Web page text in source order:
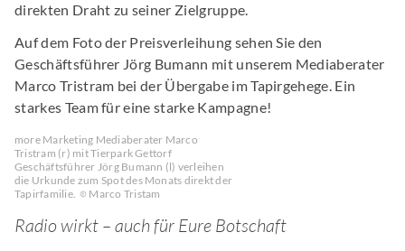
direkten Draht zu seiner Zielgruppe.
Auf dem Foto der Preisverleihung sehen Sie den
Geschäftsführer Jörg Bumann mit unserem Mediaberater
Marco Tristram bei der Übergabe im Tapirgehege. Ein
starkes Team für eine starke Kampagne!
more Marketing Mediaberater Marco
Tristram (r) mit Tierpark Gettorf
Geschäftsführer Jörg Bumann (l) verleihen
die Urkunde zum Spot des Monats direkt der
Tapirfamilie.
Marco Tristam
Radio wirkt – auch für Eure Botschaft